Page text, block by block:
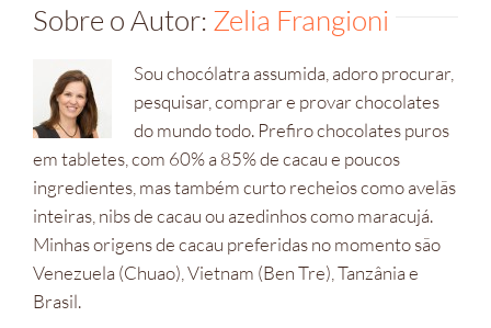
Sobre o Autor: Zelia Frangioni
Sou chocólatra assumida, adoro procurar,
pesquisar, comprar e provar chocolates
do mundo todo. Prefiro chocolates puros
em tabletes, com 60% a 85% de cacau e poucos
ingredientes, mas também curto recheios como avelãs
inteiras, nibs de cacau ou azedinhos como maracujá.
Minhas origens de cacau preferidas no momento são
Venezuela (Chuao), Vietnam (Ben Tre), Tanzânia e
Brasil.